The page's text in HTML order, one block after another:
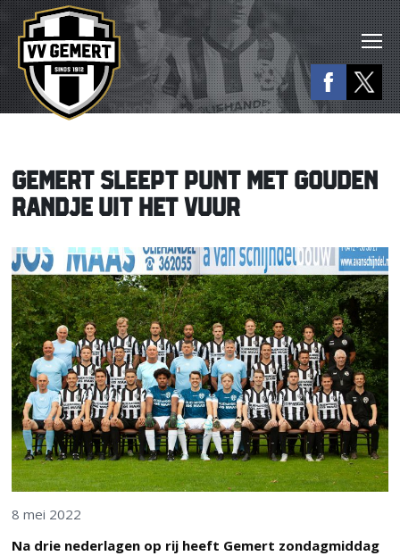
GEMERT SLEEPT PUNT MET GOUDEN
RANDJE UIT HET VUUR
8 mei 2022
Na drie nederlagen op rij heeft Gemert zondagmiddag